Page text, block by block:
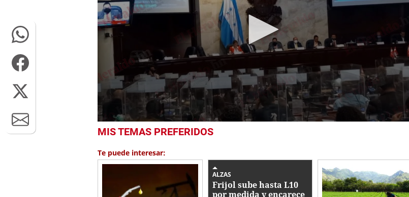
seconds
4
minutes,
37
MIS TEMAS PREFERIDOS
Te puede interesar:
ALZAS
Frijol sube hasta L10
por medida y encarece